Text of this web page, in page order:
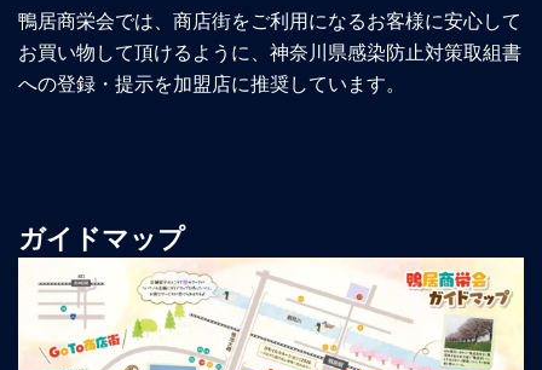
鴨居商栄会では、商店街をご利用になるお客様に安心して
お買い物して頂けるように、神奈川県感染防止対策取組書
への登録・提示を加盟店に推奨しています。
ガイドマップ